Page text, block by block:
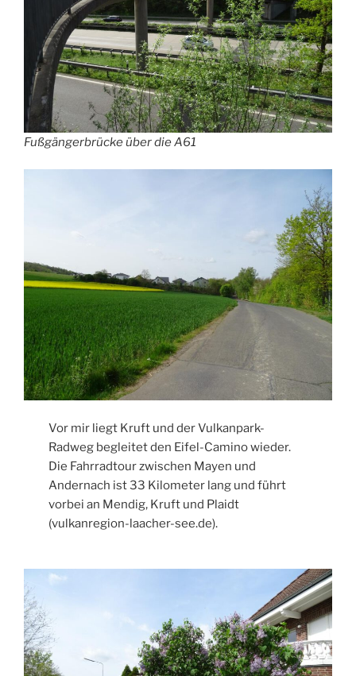
Fußgängerbrücke über die A61
Vor mir liegt Kruft und der Vulkanpark-
Radweg begleitet den Eifel-Camino wieder.
Die Fahrradtour zwischen Mayen und
Andernach ist 33 Kilometer lang und führt
vorbei an Mendig, Kruft und Plaidt
(vulkanregion-laacher-see.de).